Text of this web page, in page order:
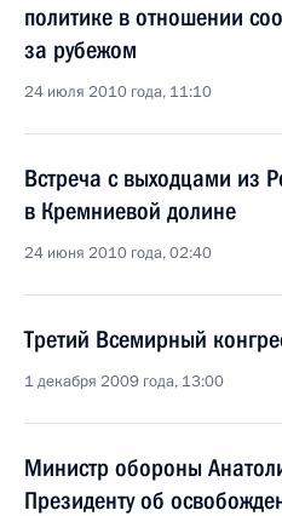
политике в отношении
за рубежом
24 июля 2010 года, 11:10
Встреча с выходцами из
в Кремниевой долине
24 июня 2010 года, 02:40
Третий Всемирный
1 декабря 2009 года, 13:00
Министр обороны
Президенту об